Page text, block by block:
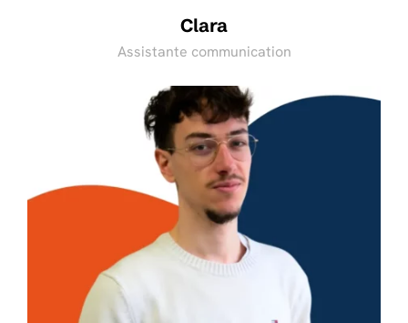
Clara
Assistante communication